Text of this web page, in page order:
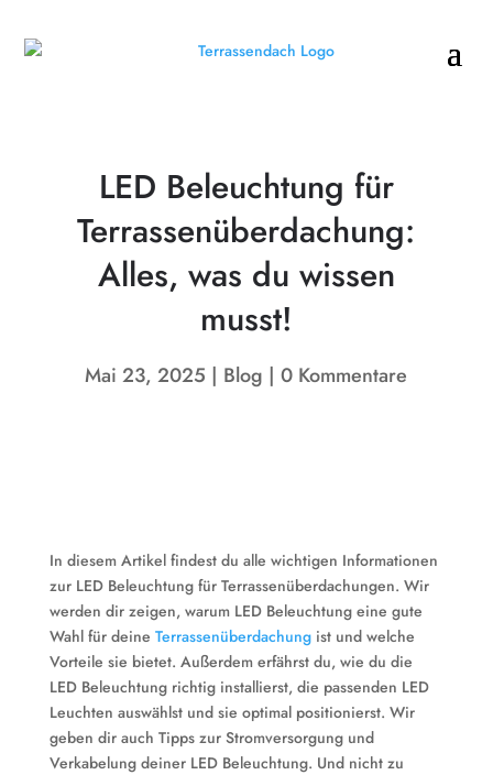
LED Beleuchtung für
Terrassenüberdachung:
Alles, was du wissen
musst!
Mai 23, 2025 Blog 0 Kommentare
In diesem Artikel findest du alle wichtigen Informationen
zur LED Beleuchtung für Terrassenüberdachungen. Wir
werden dir zeigen, warum LED Beleuchtung eine gute
Wahl für deine Terrassenüberdachungist und welche
Vorteile sie bietet. Außerdem erfährst du, wie du die
LED Beleuchtung richtig installierst, die passenden LED
Leuchten auswählst und sie optimal positionierst. Wir
geben dir auch Tipps zur Stromversorgung und
Verkabelung deiner LED Beleuchtung. Und nicht zu